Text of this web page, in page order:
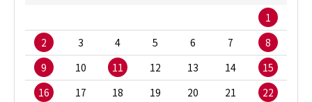
1
2
3 4 5 6 7
8
9
10 11 12 13 14
15
16
17 18 19 20 21
22